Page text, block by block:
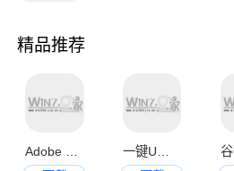
精品推荐